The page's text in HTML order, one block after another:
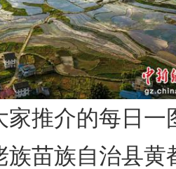
推介的每日一
族苗族自治县黄